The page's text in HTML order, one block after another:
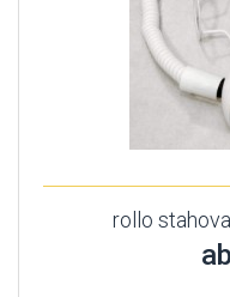
rollo